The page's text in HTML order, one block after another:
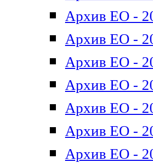
Архив ЕО -
Архив ЕО -
Архив ЕО -
Архив ЕО -
Архив ЕО -
Архив ЕО -
Архив ЕО -